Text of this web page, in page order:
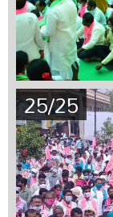
25/25